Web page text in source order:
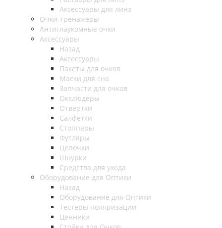
Аксессуары для линз
Очки-тренажеры
Антиглаукомные очки
Аксессуары
Назад
Аксессуары
Пакеты для очков
Маски для сна
Запчасти для очков
Окклюдеры
Отвёртки
Салфетки
Стопперы
Футляры
Цепочки
Шнурки
Средства для ухода
Оборудование для Оптики
Назад
Оборудование для Оптики
Тестеры поляризации
Ценники